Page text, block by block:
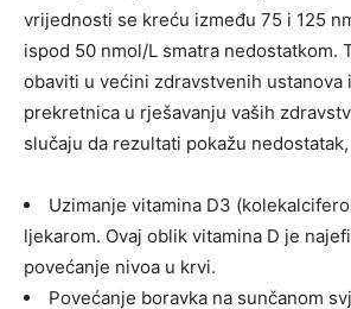
vrijednosti se kreću između 75 i 125
ispod 50 nmol/L smatra nedostatkom.
obaviti u većini zdravstvenih ustanova
prekretnica u rješavanju vaših
slučaju da rezultati pokažu
Uzimanje vitamina D3
ljekarom. Ovaj oblik vitamina D je
povećanje nivoa u krvi.
Povećanje boravka na sunčanom